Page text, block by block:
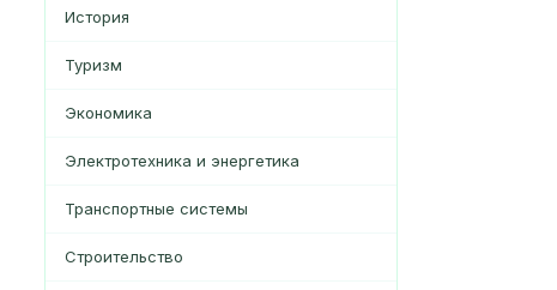
История
Туризм
Экономика
Электротехника и энергетика
Транспортные системы
Строительство